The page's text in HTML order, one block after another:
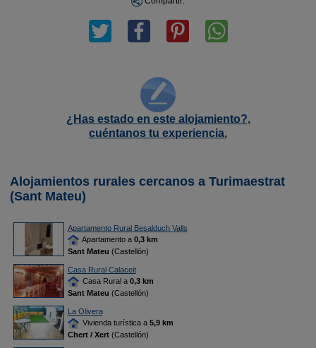
¿Has estado en este alojamiento?,
cuéntanos tu experiencia.
Alojamientos rurales cercanos a Turimaestrat
(Sant Mateu)
Apartamento Rural Besalduch Valls
Apartamento a 0,3 km
Sant Mateu (Castellón)
Casa Rural Calaceit
Casa Rural a 0,3 km
Sant Mateu (Castellón)
La Olivera
Vivienda turística a 5,9 km
Chert / Xert(Castellón)